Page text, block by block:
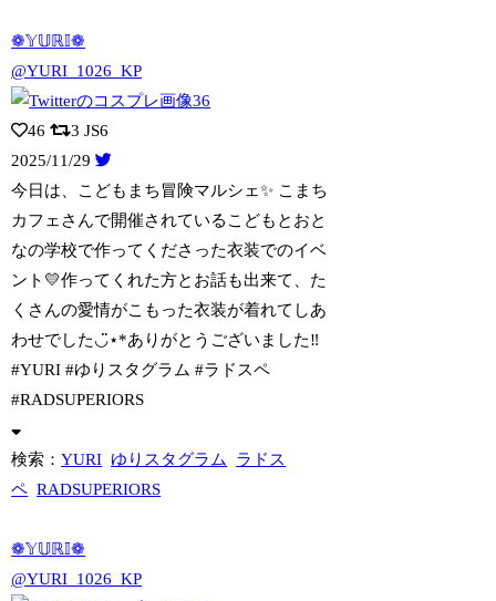
❁𝕐𝕌ℝ𝕀❁
@YURI_1026_KP
46 3 JS6
2025/11/29
今日は、こどもまち冒険マルシェ✨ こまち
カフェさんで開催されているこどもとおと
なの学校で作ってくださった衣装でのイベ
ント💛作ってくれた方とお話も出来て、た
くさんの愛情がこもった衣装が着れてしあ
わせでした◡̈⋆*ありがとうございました‼︎
#YURI #ゆりスタグラム #ラドスペ
#RADSUPERIORS
検索：YURI ゆりスタグラム
ラドス
ペ RADSUPERIORS
❁𝕐𝕌ℝ𝕀❁
@YURI_1026_KP